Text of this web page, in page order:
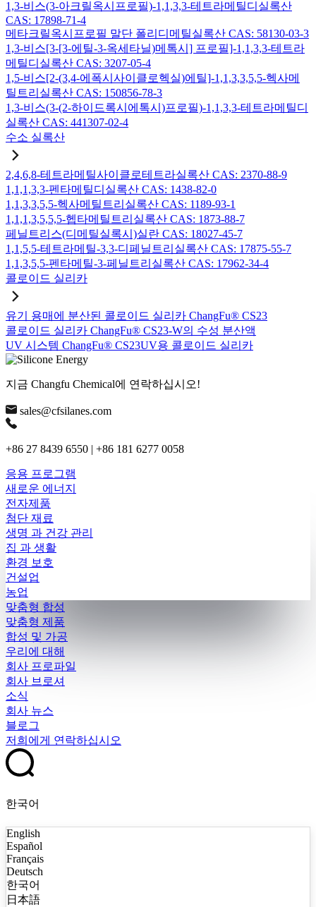
1,3-비스(3-아크릴옥시프로필)-1,1,3,3-테트라메틸디실록산
CAS: 17898-71-4
메타크릴옥시프로필 말단 폴리디메틸실록산 CAS: 58130-03-3
1,3-비스[3-[3-에틸-3-옥세타닐)메톡시] 프로필]-1,1,3,3-테트라
메틸디실록산 CAS: 3207-05-4
1,5-비스[2-(3,4-에폭시사이클로헥실)에틸]-1,1,3,3,5,5-헥사메
틸트리실록산 CAS: 150856-78-3
1,3-비스(3-(2-하이드록시에톡시)프로필)-1,1,3,3-테트라메틸디
실록산 CAS: 441307-02-4
수소 실록산
2,4,6,8-테트라메틸사이클로테트라실록산 CAS: 2370-88-9
1,1,1,3,3-펜타메틸디실록산 CAS: 1438-82-0
1,1,3,3,5,5-헥사메틸트리실록산 CAS: 1189-93-1
1,1,1,3,5,5,5-헵타메틸트리실록산 CAS: 1873-88-7
페닐트리스(디메틸실록시)실란 CAS: 18027-45-7
1,1,5,5-테트라메틸-3,3-디페닐트리실록산 CAS: 17875-55-7
1,1,3,5,5-펜타메틸-3-페닐트리실록산 CAS: 17962-34-4
콜로이드 실리카
유기 용매에 분산된 콜로이드 실리카 ChangFu® CS23
콜로이드 실리카 ChangFu® CS23-W의 수성 분산액
UV 시스템 ChangFu® CS23UV용 콜로이드 실리카
지금 Changfu Chemical에 연락하십시오!
sales@cfsilanes.com
+86 27 8439 6550 | +86 181 6277 0058
응용 프로그램
새로운 에너지
전자제품
첨단 재료
생명 과 건강 관리
집 과 생활
환경 보호
건설업
농업
맞춤형 합성
맞춤형 제품
합성 및 가공
우리에 대해
회사 프로파일
회사 브로셔
소식
회사 뉴스
블로그
저희에게 연락하십시오
한국어
English
Español
Français
Deutsch
한국어
日本語